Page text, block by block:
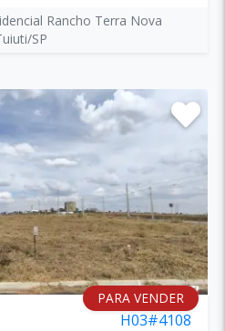
Rancho Terra Nova
SP
PARA VENDER
H03#4108